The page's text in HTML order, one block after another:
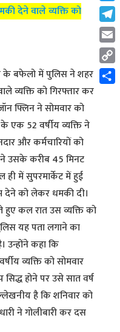
देने वाले व्यक्ति को
के बफेलो में पुलिस ने शहर
व्यक्ति को गिरफ्तार कर
फ्लिन ने सोमवार को
एक 52 वर्षीय व्यक्ति ने
और कर्मचारियों को
ने उसके करीब 45 मिनट
ही में सुपरमार्केट में हुई
देने को लेकर धमकी दी।
हुए कल रात उस व्यक्ति को
यह पता लगाने का
उन्होंने कहा कि
व्यक्ति को सोमवार
होने पर उसे सात वर्ष
है कि शनिवार को
ने गोलीबारी कर दस
Copy
Link